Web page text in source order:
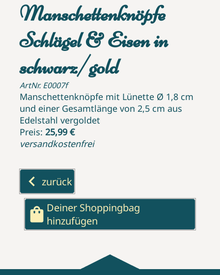
Manschettenknöpfe
Schlägel & Eisen in
schwarz/gold
ArtNr. E0007f
Manschettenknöpfe mit Lünette Ø 1,8 cm
und einer Gesamtlänge von 2,5 cm aus
Edelstahl vergoldet
Preis: 25,99 €
versandkostenfrei
keyboard_arrow_left zurück
shopping_bag Deiner Shoppingbag
hinzufügen